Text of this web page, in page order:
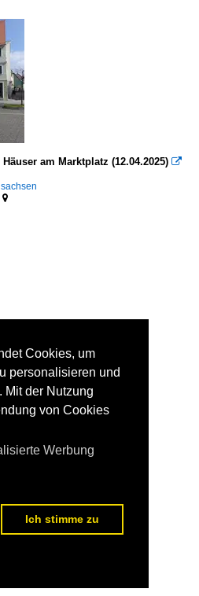
am Marktplatz (12.04.2025) 

Cookies, um
personalisieren und
Mit der Nutzung
von Cookies
Werbung
Ich stimme zu